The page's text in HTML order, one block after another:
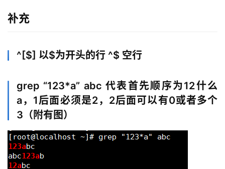
u
础
开
原
生
补充
^[$] 以$为开头的行 ^$ 空行
grep “123*a” abc 代表首先顺序为12什么
a，1后面必须是2，2后面可以有0或者多个
3（附有图）